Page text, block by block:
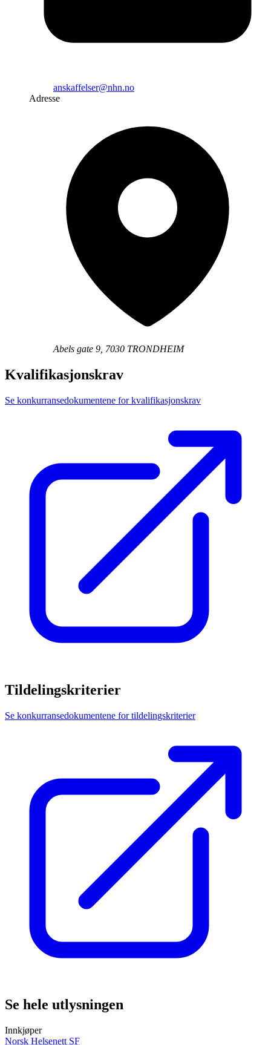
anskaffelser@nhn.no
Adresse
Abels gate 9, 7030 TRONDHEIM
Kvalifikasjonskrav
Se konkurransedokumentene for kvalifikasjonskrav
Tildelingskriterier
Se konkurransedokumentene for tildelingskriterier
Se hele utlysningen
Innkjøper
Norsk Helsenett SF